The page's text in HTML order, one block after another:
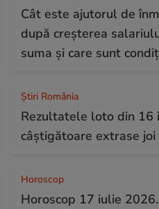
Cât este ajutorul de
după creșterea
suma și care sunt
Știri România
Rezultatele loto din 16
câștigătoare extrase joi
Horoscop
Horoscop 17 iulie